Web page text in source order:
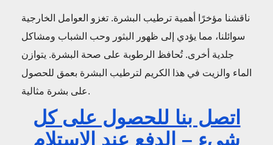
ناقشنا مؤخرًا أهمية ترطيب البشرة. تغزو العوامل الخارجية
سوائلنا، مما يؤدي إلى ظهور البثور وحب الشباب ومشاكل
جلدية أخرى. تُحافظ الرطوبة على صحة البشرة. يتوازن
الماء والزيت في هذا الكريم لترطيب البشرة بعمق للحصول
على بشرة مثالية.
اتصل بنا للحصول على كل
شيء – الدفع عند الاستلام